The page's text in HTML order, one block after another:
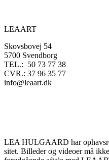
LEAART
Skovsbovej 54
5700 Svendborg
TEL.: 50 73 77 38
CVR.: 37 96 35 77
info@leaart.dk
LEA HULGAARD har
sitet. Billeder og videoer må